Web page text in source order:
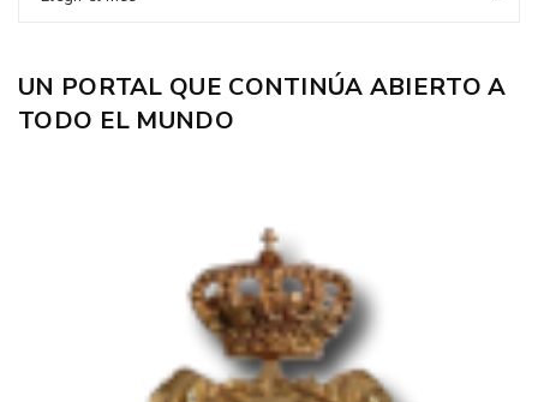
UN PORTAL QUE CONTINÚA ABIERTO A
TODO EL MUNDO